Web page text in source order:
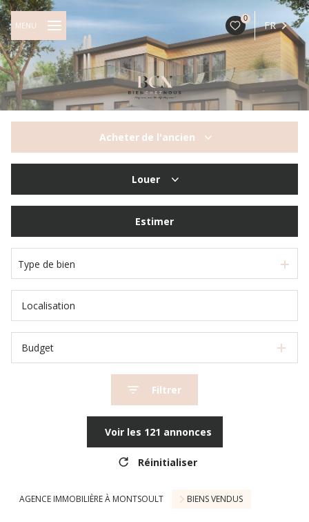
0
FR
MENU
Acheter de l'ancien
Louer
Estimer
Type de bien
Budget
Filtrer
Voir les 121 annonces
Réinitialiser
AGENCE IMMOBILIÈRE À MONTSOULT BIENS VENDUS